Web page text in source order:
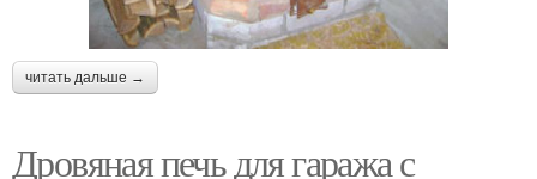
читать дальше →
Дровяная печь для гаража с